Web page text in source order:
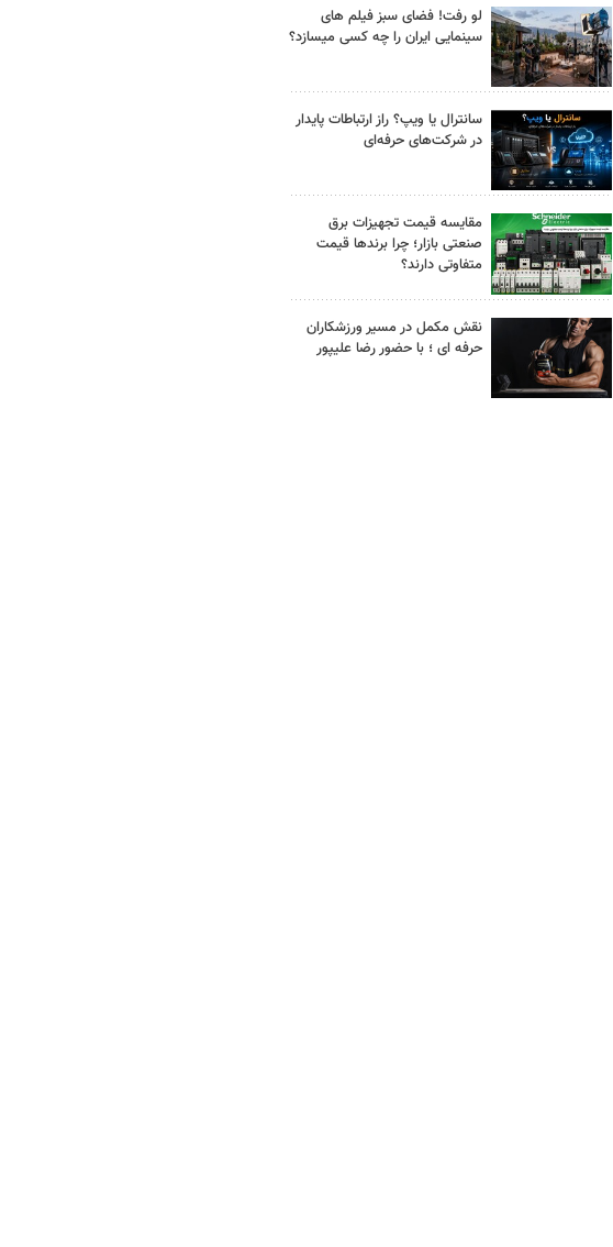
لو رفت! فضای سبز فیلم های
سینمایی ایران را چه کسی میسازد؟
سانترال یا ویپ؟ راز ارتباطات پایدار
در شرکت‌های حرفه‌ای
مقایسه قیمت تجهیزات برق
صنعتی بازار؛ چرا برندها قیمت
متفاوتی دارند؟
نقش مکمل در مسیر ورزشکاران
حرفه ای ؛ با حضور رضا علیپور